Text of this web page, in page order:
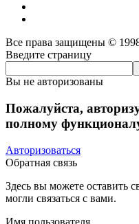
Все права защищены ©
Введите страницу
Вы не авторизованы
Пожалуйста,
полному
Авторизоваться
Обратная связь
Здесь вы можете оставить
могли связаться с вами.
Имя пользователя